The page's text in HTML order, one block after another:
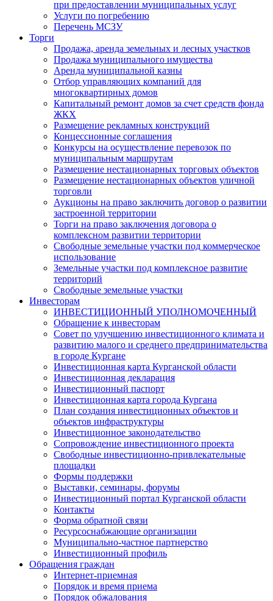
при предоставлении муниципальных услуг
Услуги по погребению
Перечень МСЗУ
Торги
Продажа, аренда земельных и лесных участков
Продажа муниципального имущества
Аренда муниципальной казны
Отбор управляющих компаний для
многоквартирных домов
Капитальный ремонт домов за счет средств фонда
ЖКХ
Размещение рекламных конструкций
Концессионные соглашения
Конкурсы на осуществление перевозок по
муниципальным маршрутам
Размещение нестационарных торговых объектов
Размещение нестационарных объектов уличной
торговли
Аукционы на право заключить договор о развитии
застроенной территории
Торги на право заключения договора о
комплексном развитии территории
Свободные земельные участки под коммерческое
использование
Земельные участки под комплексное развитие
территорий
Свободные земельные участки
Инвесторам
ИНВЕСТИЦИОННЫЙ УПОЛНОМОЧЕННЫЙ
Обращение к инвесторам
Совет по улучшению инвестиционного климата и
развитию малого и среднего предпринимательства
в городе Кургане
Инвестиционная карта Курганской области
Инвестиционная декларация
Инвестиционный паспорт
Инвестиционная карта города Кургана
План создания инвестиционных объектов и
объектов инфраструктуры
Инвестиционное законодательство
Сопровождение инвестиционного проекта
Свободные инвестиционно-привлекательные
площадки
Формы поддержки
Выставки, семинары, форумы
Инвестиционный портал Курганской области
Контакты
Форма обратной связи
Ресурсоснабжающие организации
Муниципально-частное партнерство
Инвестиционный профиль
Обращения граждан
Интернет-приемная
Порядок и время приема
Порядок обжалования